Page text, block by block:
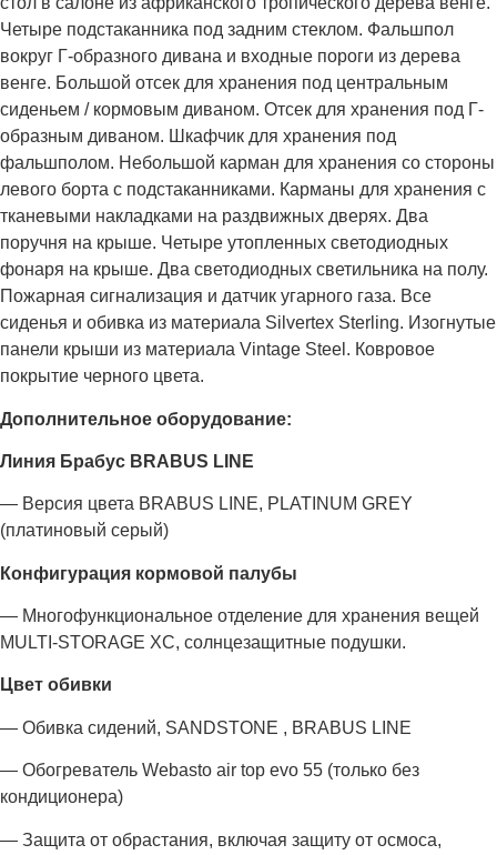
Четыре подстаканника под задним стеклом. Фальшпол
вокруг Г-образного дивана и входные пороги из дерева
венге. Большой отсек для хранения под центральным
сиденьем / кормовым диваном. Отсек для хранения под Г-
образным диваном. Шкафчик для хранения под
фальшполом. Небольшой карман для хранения со стороны
левого борта с подстаканниками. Карманы для хранения с
тканевыми накладками на раздвижных дверях. Два
поручня на крыше. Четыре утопленных светодиодных
фонаря на крыше. Два светодиодных светильника на полу.
Пожарная сигнализация и датчик угарного газа. Все
сиденья и обивка из материала Silvertex Sterling. Изогнутые
панели крыши из материала Vintage Steel. Ковровое
покрытие черного цвета.
Дополнительное оборудование:
Линия Брабус BRABUS LINE
— Версия цвета BRABUS LINE, PLATINUM GREY
(платиновый серый)
Конфигурация кормовой палубы
— Многофункциональное отделение для хранения вещей
MULTI-STORAGE XC, солнцезащитные подушки.
Цвет обивки
— Обивка сидений, SANDSTONE , BRABUS LINE
— Обогреватель Webasto air top evo 55 (только без
кондиционера)
— Защита от обрастания, включая защиту от осмоса,